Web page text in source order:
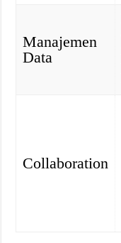
Manajemen
Data
Collaboration